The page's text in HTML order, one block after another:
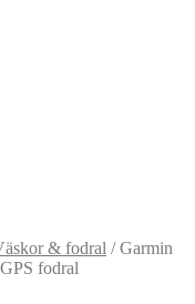
& fodral / Garmin
fodral